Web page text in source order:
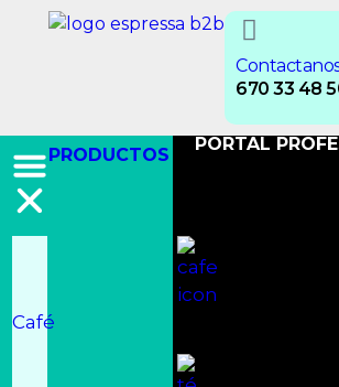
670 33 48
Café
PRODUCTOS
PORTAL